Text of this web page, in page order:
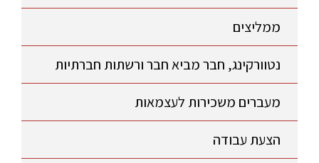
ממליצים
נטוורקינג, חבר מביא חבר ורשתות חברתיות
מעברים משכירות לעצמאות
הצעת עבודה